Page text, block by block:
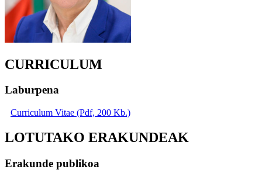
CURRICULUM
Laburpena
Curriculum Vitae (Pdf, 200 Kb.)
LOTUTAKO ERAKUNDEAK
Erakunde publikoa